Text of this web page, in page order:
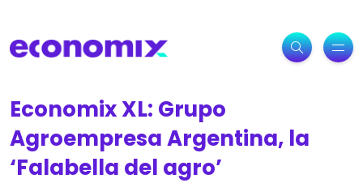
Economix XL: Grupo
Agroempresa Argentina, la
‘Falabella del agro’